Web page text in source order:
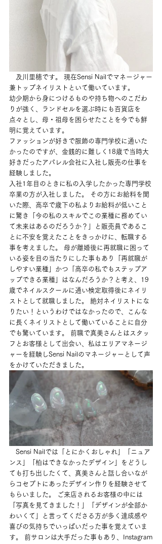
及川里穂です。 現在Sensi Nailでマネージャー
兼トップネイリストといて働いています。
幼少期から身につけるものや持ち物へのこだわ
りが強く、ランドセルを選ぶ時にも百貨店を
点々とし、母・祖母を困らせたことを今でも鮮
明に覚えています。
ファッションが好きで服飾の専門学校に通いた
かったのですが、金銭的に難しく18歳で当時大
好きだったアパレル会社に入社し販売の仕事を
経験しました。
入社1年目のときに私の入学したかった専門学校
卒業の方が入社しました。 その方にお給料を聞
いた際、高卒で歳下の私よりお給料が低いこと
に驚き「今の私のスキルでこの業種に務めてい
て未来はあるのだろうか？」と販売員であるこ
とに不安を覚えたことをきっかけに、転職する
事を考えました。 母が離婚後に再就職に困って
いる姿を目の当たりにした事もあり「再就職が
しやすい業種」かつ「高卒の私でもステップア
ップできる業種」はなんだろうか？と考え、19
歳でネイルスクールに通い検定取得後にネイリ
ストとして就職しました。 絶対ネイリストにな
りたい！というわけではなかったので、こんな
に長くネイリストとして働いていることに自分
でも驚いています。 前職で真美さんとはスタッ
フとお客様として出会い、私はエリアマネージ
ャーを経験しSensi Nailのマネージャーとして声
をかけていただきました。
Sensi Nailでは「とにかくおしゃれ」「ニュア
ンス」「柏はできなかったデザイン」をどうし
ても打ち出したくて、真美さんと話し合いなが
らコセプトにあったデザイン作りを経験させて
もらいました。 ご来店されるお客様の中には
「写真を見てきました！」「デザインが全部か
わいくて」と言ってくださる方が多く達成感や
喜びの気持ちでいっぱいだった事を覚えていま
す。 前サロンは大手だった事もあり、Instagram